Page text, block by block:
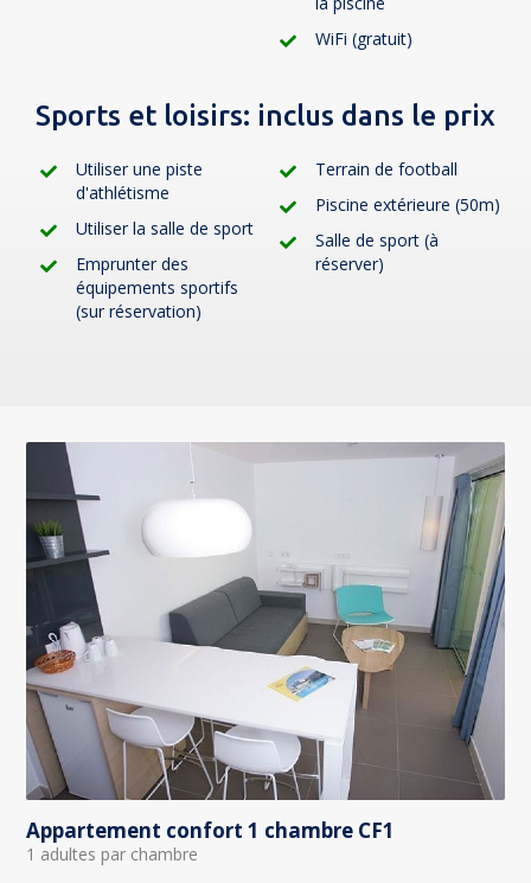
WiFi (gratuit)
Sports et loisirs: inclus dans le prix
Utiliser une piste
d'athlétisme
Utiliser la salle de sport
Emprunter des
équipements sportifs
(sur réservation)
Terrain de football
Piscine extérieure (50m)
Salle de sport (à
réserver)
Appartement confort 1 chambre CF1
1 adultes par chambre